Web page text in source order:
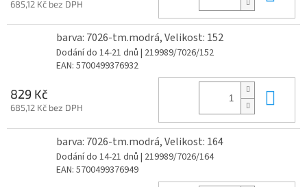
685,12 Kč bez DPH
barva: 7026-tm.modrá, Velikost: 152
Dodání do 14-21 dnů | 219989/7026/152
EAN: 5700499376932
829 Kč
685,12 Kč bez DPH
barva: 7026-tm.modrá, Velikost: 164
Dodání do 14-21 dnů | 219989/7026/164
EAN: 5700499376949